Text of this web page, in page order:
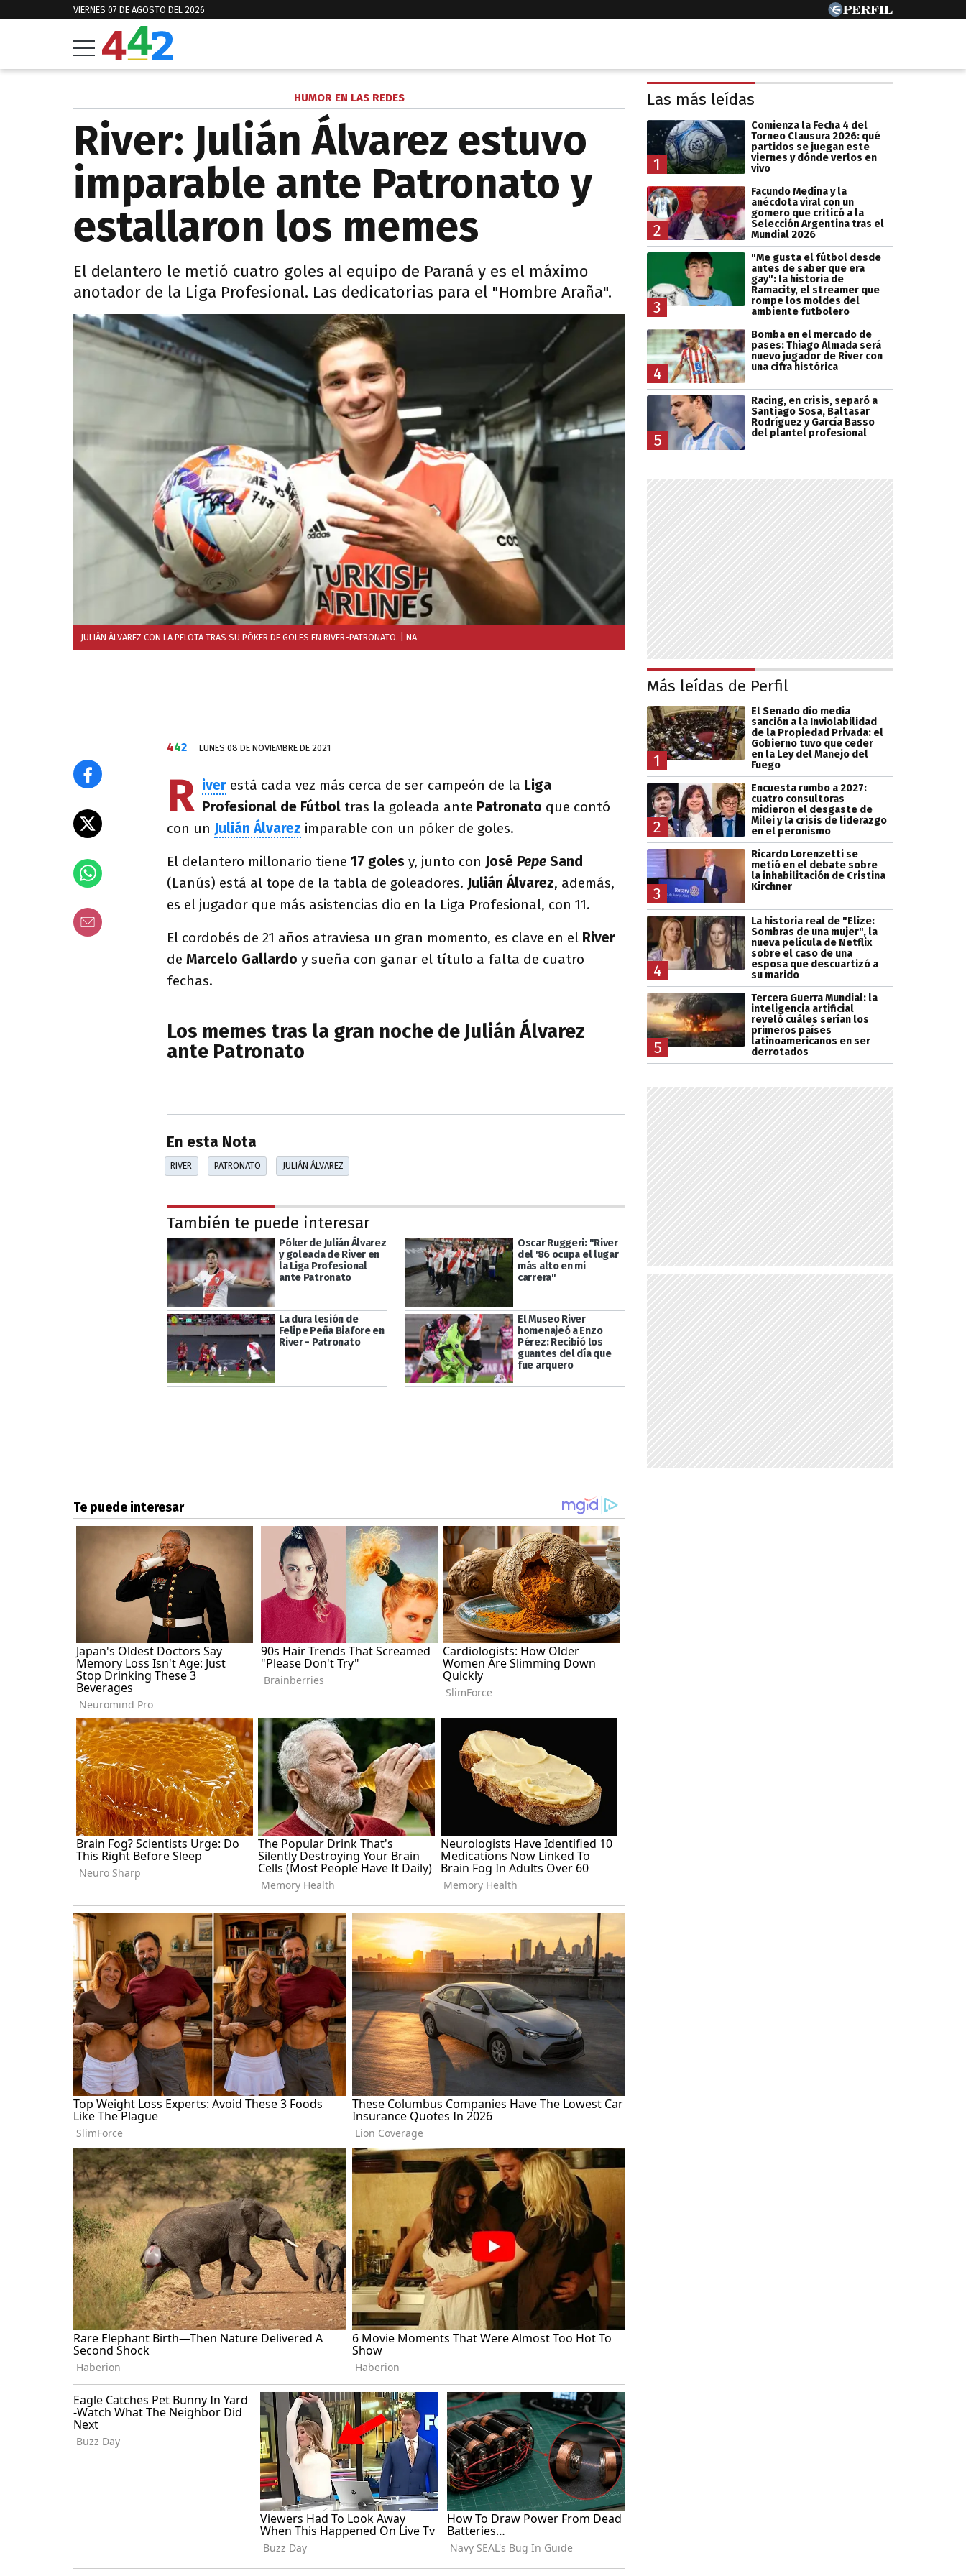
VIERNES 07 DE AGOSTO DEL 2026
HUMOR EN LAS REDES
River: Julián Álvarez estuvo
imparable ante Patronato y
estallaron los memes
El delantero le metió cuatro goles al equipo de Paraná y es el máximo
anotador de la Liga Profesional. Las dedicatorias para el "Hombre Araña".
JULIÁN ÁLVAREZ CON LA PELOTA TRAS SU PÓKER DE GOLES EN RIVER-PATRONATO. | NA
442 LUNES 08 DE NOVIEMBRE DE 2021
R iver está cada vez más cerca de ser campeón de la Liga
Profesional de Fútbol tras la goleada ante Patronato que contó
con un Julián Álvarez imparable con un póker de goles.
El delantero millonario tiene 17 goles y, junto con José Pepe Sand
(Lanús) está al tope de la tabla de goleadores. Julián Álvarez, además,
es el jugador que más asistencias dio en la Liga Profesional, con 11.
El cordobés de 21 años atraviesa un gran momento, es clave en el River
de Marcelo Gallardo y sueña con ganar el título a falta de cuatro
fechas.
Los memes tras la gran noche de Julián Álvarez
ante Patronato
En esta Nota
RIVER PATRONATO JULIÁN ÁLVAREZ
También te puede interesar
Póker de Julián Álvarez
y goleada de River en
la Liga Profesional
ante Patronato
Oscar Ruggeri: "River
del '86 ocupa el lugar
más alto en mi
carrera"
La dura lesión de
Felipe Peña Biafore en
River - Patronato
El Museo River
homenajeó a Enzo
Pérez: Recibió los
guantes del día que
fue arquero
Las más leídas
1
Comienza la Fecha 4 del
Torneo Clausura 2026: qué
partidos se juegan este
viernes y dónde verlos en
vivo
2
Facundo Medina y la
anécdota viral con un
gomero que criticó a la
Selección Argentina tras el
Mundial 2026
3
"Me gusta el fútbol desde
antes de saber que era
gay": la historia de
Ramacity, el streamer que
rompe los moldes del
ambiente futbolero
4
Bomba en el mercado de
pases: Thiago Almada será
nuevo jugador de River con
una cifra histórica
5
Racing, en crisis, separó a
Santiago Sosa, Baltasar
Rodríguez y García Basso
del plantel profesional
Más leídas de Perfil
1
El Senado dio media
sanción a la Inviolabilidad
de la Propiedad Privada: el
Gobierno tuvo que ceder
en la Ley del Manejo del
Fuego
2
Encuesta rumbo a 2027:
cuatro consultoras
midieron el desgaste de
Milei y la crisis de liderazgo
en el peronismo
3
Ricardo Lorenzetti se
metió en el debate sobre
la inhabilitación de Cristina
Kirchner
4
La historia real de "Elize:
Sombras de una mujer", la
nueva película de Netflix
sobre el caso de una
esposa que descuartizó a
su marido
5
Tercera Guerra Mundial: la
inteligencia artificial
reveló cuáles serían los
primeros países
latinoamericanos en ser
derrotados